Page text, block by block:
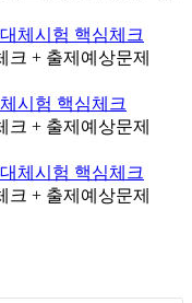
체시험 핵심체크
크 + 출제예상문제
시험 핵심체크
크 + 출제예상문제
체시험 핵심체크
크 + 출제예상문제